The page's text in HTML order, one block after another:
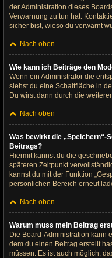
der Administration dieses
Verwarnung zu tun hat.
sicher bist, wieso du verwarnt
Nach oben
Wie kann ich Beiträge den
Wenn ein Administrator die
siehst du eine Schaltfläche in
Du wirst dann durch die
Nach oben
Was bewirkt die „Speichern“-
Beitrags?
Hiermit kannst du die
späteren Zeitpunkt
kannst du mit der Funktion
persönlichen Bereich erneut
Nach oben
Warum muss mein Beitrag
Die Board-Administration kann
dem du einen Beitrag erstellt
müssen. Es ist auch möglich,